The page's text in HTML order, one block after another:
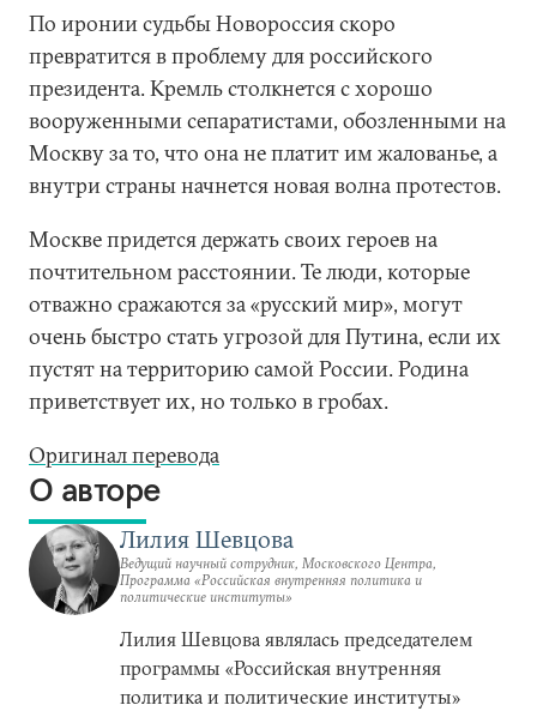
По иронии судьбы Новороссия скоро
превратится в проблему для российского
президента. Кремль столкнется с хорошо
вооруженными сепаратистами, обозленными на
Москву за то, что она не платит им жалованье, а
внутри страны начнется новая волна протестов.
Москве придется держать своих героев на
почтительном расстоянии. Те люди, которые
отважно сражаются за «русский мир», могут
очень быстро стать угрозой для Путина, если их
пустят на территорию самой России. Родина
приветствует их, но только в гробах.
Оригинал перевода
О авторе
Лилия Шевцова
Ведущий научный сотрудник, Московского Центра,
Программа «Российская внутренняя политика и
политические институты»
Лилия Шевцова являлась председателем
программы «Российская внутренняя
политика и политические институты»